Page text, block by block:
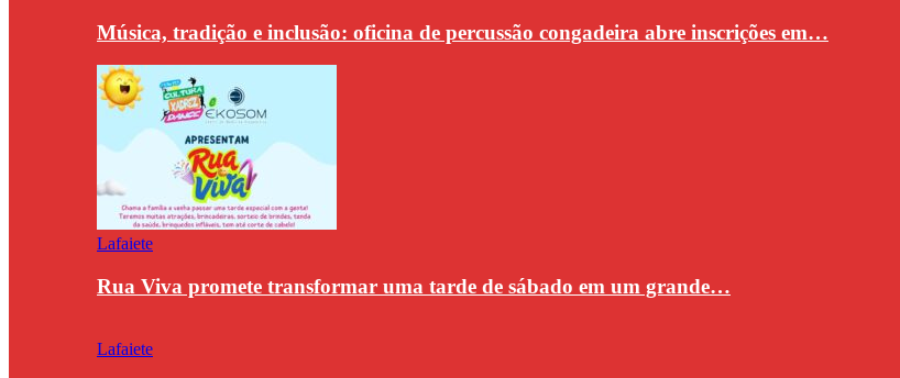
Música, tradição e inclusão: oficina de percussão congadeira abre inscrições em…
Lafaiete
Rua Viva promete transformar uma tarde de sábado em um grande…
Lafaiete